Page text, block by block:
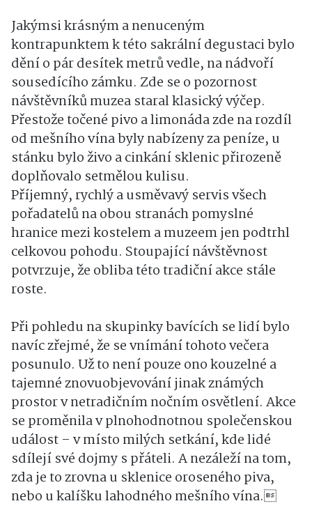
Jakýmsi krásným a nenuceným
kontrapunktem k této sakrální degustaci bylo
dění o pár desítek metrů vedle, na nádvoří
sousedícího zámku. Zde se o pozornost
návštěvníků muzea staral klasický výčep.
Přestože točené pivo a limonáda zde na rozdíl
od mešního vína byly nabízeny za peníze, u
stánku bylo živo a cinkání sklenic přirozeně
doplňovalo setmělou kulisu.
Příjemný, rychlý a usměvavý servis všech
pořadatelů na obou stranách pomyslné
hranice mezi kostelem a muzeem jen podtrhl
celkovou pohodu. Stoupající návštěvnost
potvrzuje, že obliba této tradiční akce stále
roste.
Při pohledu na skupinky bavících se lidí bylo
navíc zřejmé, že se vnímání tohoto večera
posunulo. Už to není pouze ono kouzelné a
tajemné znovuobjevování jinak známých
prostor v netradičním nočním osvětlení. Akce
se proměnila v plnohodnotnou společenskou
událost – v místo milých setkání, kde lidé
sdílejí své dojmy s přáteli. A nezáleží na tom,
zda je to zrovna u sklenice oroseného piva,
nebo u kalíšku lahodného mešního vína.